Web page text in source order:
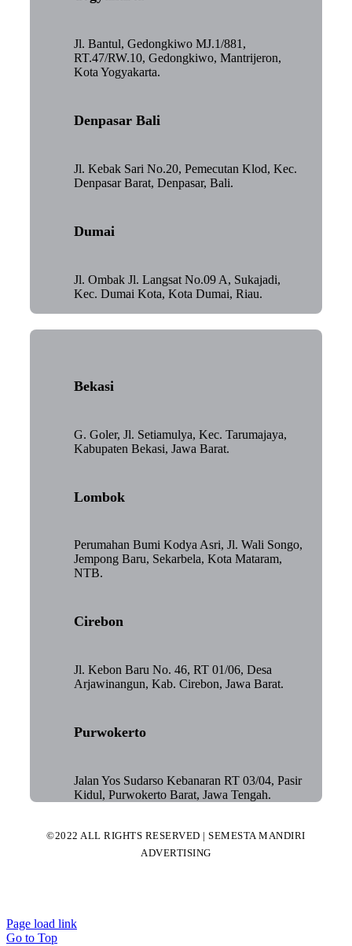
Jl. Bantul, Gedongkiwo MJ.1/881,
RT.47/RW.10, Gedongkiwo, Mantrijeron,
Kota Yogyakarta.
Denpasar Bali
Jl. Kebak Sari No.20, Pemecutan Klod, Kec.
Denpasar Barat, Denpasar, Bali.
Dumai
Jl. Ombak Jl. Langsat No.09 A, Sukajadi,
Kec. Dumai Kota, Kota Dumai, Riau.
Bekasi
G. Goler, Jl. Setiamulya, Kec. Tarumajaya,
Kabupaten Bekasi, Jawa Barat.
Lombok
Perumahan Bumi Kodya Asri, Jl. Wali Songo,
Jempong Baru, Sekarbela, Kota Mataram,
NTB.
Cirebon
Jl. Kebon Baru No. 46, RT 01/06, Desa
Arjawinangun, Kab. Cirebon, Jawa Barat.
Purwokerto
Jalan Yos Sudarso Kebanaran RT 03/04, Pasir
Kidul, Purwokerto Barat, Jawa Tengah.
©2022 ALL RIGHTS RESERVED | SEMESTA MANDIRI
ADVERTISING
Page load link
Go to Top